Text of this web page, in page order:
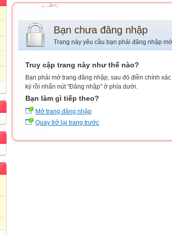
Bạn chưa đăng nhập
Trang này yêu cầu bạn phải đăng nhập
Truy cập trang này như thế nào?
Bạn phải mở trang đăng nhập, sau đó điền chính
ký rồi nhấn nút "Đăng nhập" ở phía dưới.
Bạn làm gì tiếp theo?
Mở trang đăng nhập
Quay trở lại trang trước